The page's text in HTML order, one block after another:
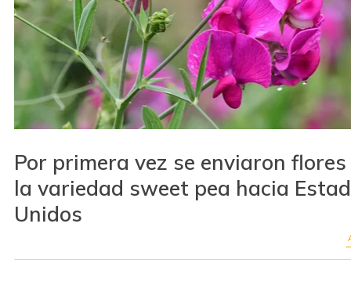
Por primera vez se enviaron flores
la variedad sweet pea hacia
Unidos